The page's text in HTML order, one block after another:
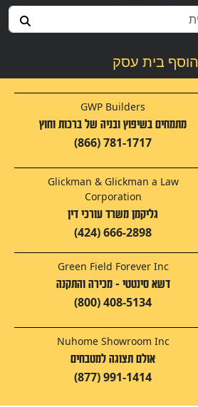
הוסף בית עסק
GWP Builders
מתמחים בשיפוץ ובניה של ברכות וחוץ
(866) 781-1717
Glickman & Glickman a Law
Corporation
גליקמן משרד עורכי דין
(424) 666-2898
Green Field Forever Inc
דשא סינטטי - מכירה והתקנה
(800) 408-5134
Nuhome Showroom Inc
אולם תצוגה למטבחים
(877) 991-1414